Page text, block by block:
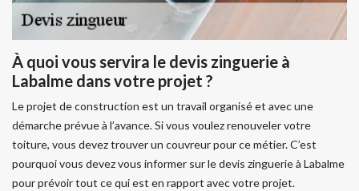
À quoi vous servira le devis zinguerie à
Labalme dans votre projet ?
Le projet de construction est un travail organisé et avec une
démarche prévue à l’avance. Si vous voulez renouveler votre
toiture, vous devez trouver un couvreur pour ce métier. C’est
pourquoi vous devez vous informer sur le devis zinguerie à Labalme
pour prévoir tout ce qui est en rapport avec votre projet.